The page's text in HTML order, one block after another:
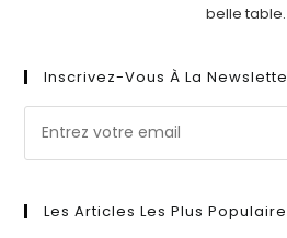
belle table.
Inscrivez-Vous À La
Les Articles Les Plus